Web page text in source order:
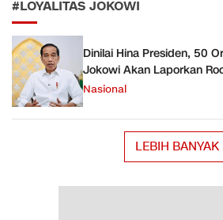
#LOYALITAS JOKOWI
Dinilai Hina Presiden, 50
Jokowi Akan Laporkan
Nasional
LEBIH BANYAK